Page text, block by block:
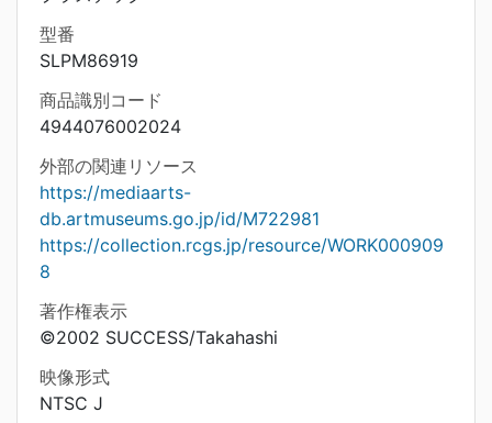
型番
SLPM86919
商品識別コード
4944076002024
外部の関連リソース
https://mediaarts-
db.artmuseums.go.jp/id/M722981
https://collection.rcgs.jp/resource/WORK000909
8
著作権表示
©2002 SUCCESS/Takahashi
映像形式
NTSC J